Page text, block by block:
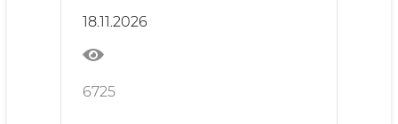
18.11.2026
6725